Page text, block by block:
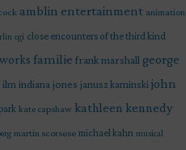
amblin entertainment animation
cgi close encounters of the third kind
familie frank marshall george
ilm indiana jones janusz kaminski john
kate capshaw kathleen kennedy
martin scorsese michael kahn musical